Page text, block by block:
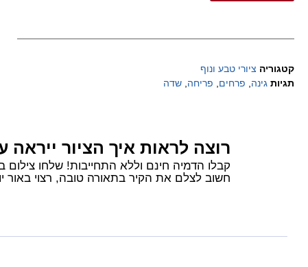
קטגוריה ציורי טבע ונוף
תגיות גינה, פרחים, פריחה, שדה
רוצה לראות איך הציור ייראה
קבלו הדמיה חינם וללא התחייבות! שלחו צילום בוואטסאפ של הקיר שלכם
חשוב לצלם את הקיר בתאורה טובה, רצוי באור